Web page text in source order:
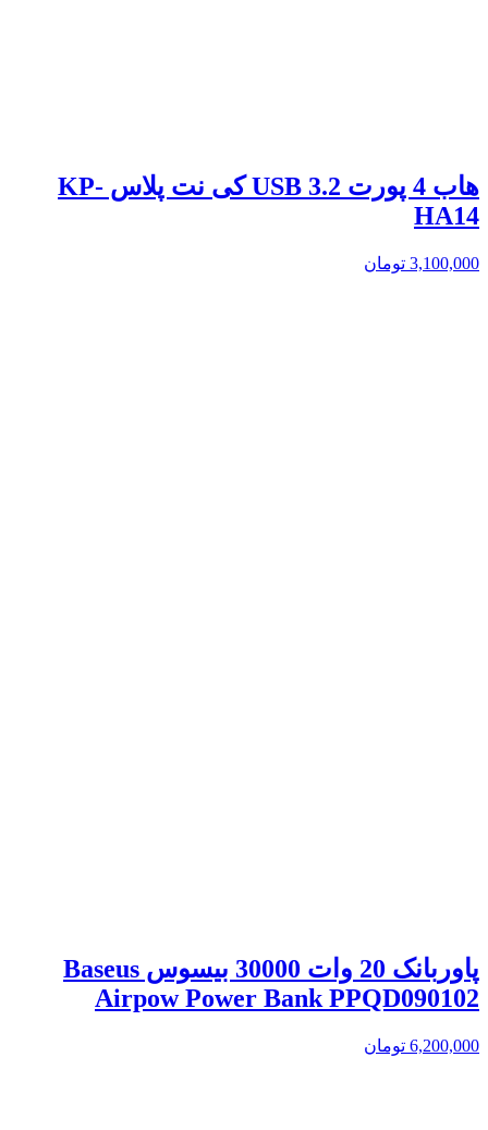
هاب 4 پورت USB 3.2 کی نت پلاس KP-
HA14
3,100,000 تومان
پاوربانک 20 وات 30000 بیسوس Baseus
Airpow Power Bank PPQD090102
6,200,000 تومان